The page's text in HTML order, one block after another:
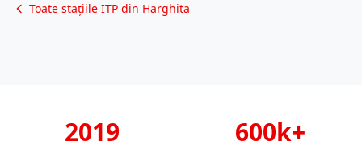
Toate stațiile ITP din Harghita
2019 600k+